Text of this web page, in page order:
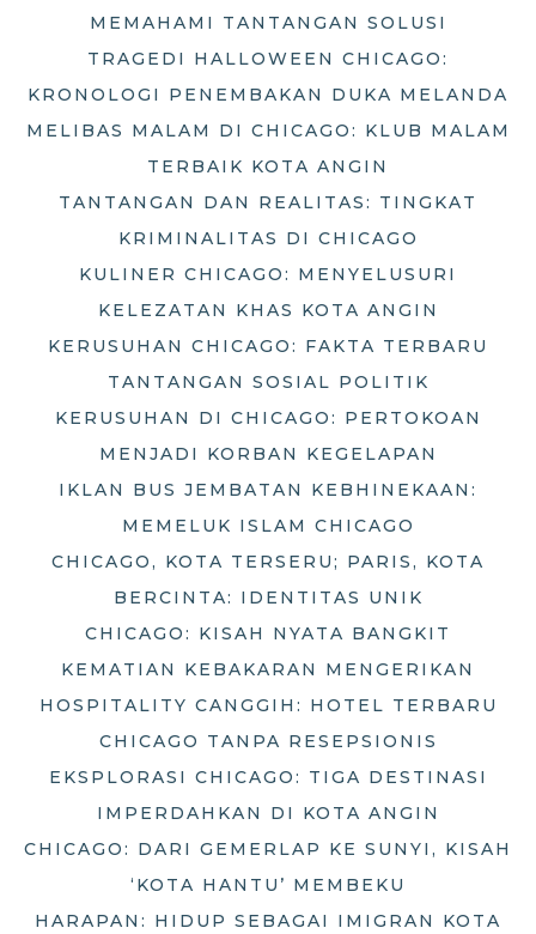
MEMAHAMI TANTANGAN SOLUSI
TRAGEDI HALLOWEEN CHICAGO:
KRONOLOGI PENEMBAKAN DUKA MELANDA
MELIBAS MALAM DI CHICAGO: KLUB MALAM
TERBAIK KOTA ANGIN
TANTANGAN DAN REALITAS: TINGKAT
KRIMINALITAS DI CHICAGO
KULINER CHICAGO: MENYELUSURI
KELEZATAN KHAS KOTA ANGIN
KERUSUHAN CHICAGO: FAKTA TERBARU
TANTANGAN SOSIAL POLITIK
KERUSUHAN DI CHICAGO: PERTOKOAN
MENJADI KORBAN KEGELAPAN
IKLAN BUS JEMBATAN KEBHINEKAAN:
MEMELUK ISLAM CHICAGO
CHICAGO, KOTA TERSERU; PARIS, KOTA
BERCINTA: IDENTITAS UNIK
CHICAGO: KISAH NYATA BANGKIT
KEMATIAN KEBAKARAN MENGERIKAN
HOSPITALITY CANGGIH: HOTEL TERBARU
CHICAGO TANPA RESEPSIONIS
EKSPLORASI CHICAGO: TIGA DESTINASI
IMPERDAHKAN DI KOTA ANGIN
CHICAGO: DARI GEMERLAP KE SUNYI, KISAH
‘KOTA HANTU’ MEMBEKU
HARAPAN: HIDUP SEBAGAI IMIGRAN KOTA